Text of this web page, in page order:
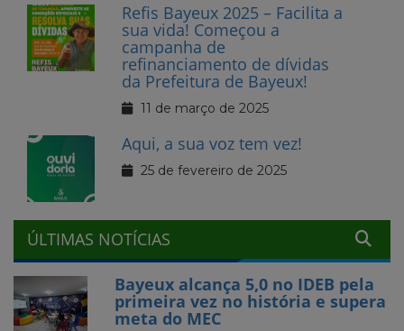
Refis Bayeux 2025 – Facilita a
sua vida! Começou a
campanha de
refinanciamento de dívidas
da Prefeitura de Bayeux!
11 de março de 2025
Aqui, a sua voz tem vez!
25 de fevereiro de 2025
ÚLTIMAS NOTÍCIAS
Bayeux alcança 5,0 no IDEB pela
primeira vez no história e supera
meta do MEC